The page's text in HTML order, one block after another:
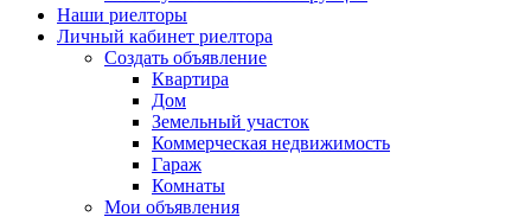
Наши риелторы
Личный кабинет риелтора
Cоздать объявление
Квартира
Дом
Земельный участок
Коммерческая недвижимость
Гараж
Комнаты
Мои объявления